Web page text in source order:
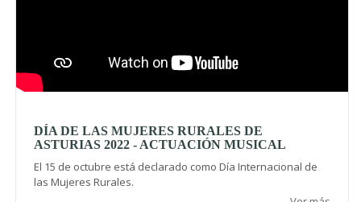
DÍA DE LAS MUJERES RURALES DE
ASTURIAS 2022 - ACTUACIÓN MUSICAL
El 15 de octubre está declarado como Día Internacional de
las Mujeres Rurales.